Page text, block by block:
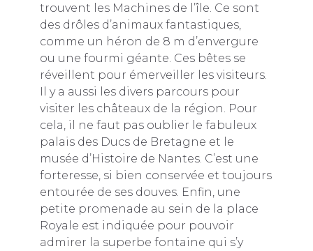
trouvent les Machines de l’île. Ce sont
des drôles d’animaux fantastiques,
comme un héron de 8 m d’envergure
ou une fourmi géante. Ces bêtes se
réveillent pour émerveiller les visiteurs.
Il y a aussi les divers parcours pour
visiter les châteaux de la région. Pour
cela, il ne faut pas oublier le fabuleux
palais des Ducs de Bretagne et le
musée d’Histoire de Nantes. C’est une
forteresse, si bien conservée et toujours
entourée de ses douves. Enfin, une
petite promenade au sein de la place
Royale est indiquée pour pouvoir
admirer la superbe fontaine qui s’y